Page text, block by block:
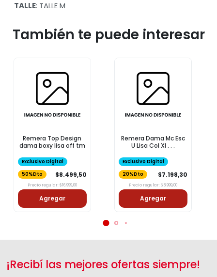
TALLE: TALLE M
También te puede interesar
Remera Top Design
dama boxy lisa off tm
Exclusivo Digital
50%Dto
$8.499,50
Precio regular: $16.999,00
Agregar
Remera Dama Mc Esc
U Lisa Col Xl . . .
Exclusivo Digital
20%Dto
$7.198,30
Precio regular: $8.999,00
Agregar
¡Recibí las mejores ofertas siempre!